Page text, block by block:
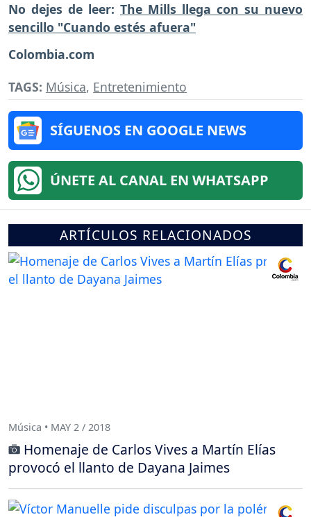
No dejes de leer: The Mills llega con su nuevo
sencillo "Cuando estés afuera"
Colombia.com
TAGS: Música, Entretenimiento
SÍGUENOS EN GOOGLE NEWS
ÚNETE AL CANAL EN WHATSAPP
ARTÍCULOS RELACIONADOS
Música • MAY 2 / 2018
Homenaje de Carlos Vives a Martín Elías
provocó el llanto de Dayana Jaimes